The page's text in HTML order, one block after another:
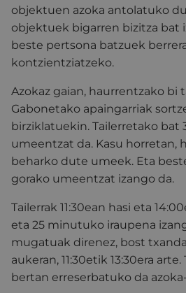
objektuen azoka antolatuko
objektuek bigarren bizitza bat
beste pertsona batzuek
kontzientziatzeko.
Azokaz gaian, haurrentzako bi
Gabonetako apaingarriak
birziklatuekin. Tailerretako bat
umeentzat da. Kasu horretan,
beharko dute umeek. Eta
gorako umeentzat izango da.
Tailerrak 11:30ean hasi eta
eta 25 minutuko iraupena
mugatuak direnez, bost
aukeran, 11:30etik 13:30era
bertan erreserbatuko da